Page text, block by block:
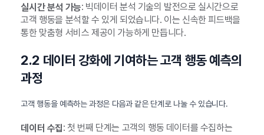
실시간 분석 가능: 빅데이터 분석 기술의 발전으로 실시간으로
고객 행동을 분석할 수 있게 되었습니다. 이는 신속한 피드백을
통한 맞춤형 서비스 제공이 가능하게 만듭니다.
2.2 데이터 강화에 기여하는 고객 행동 예측의
과정
고객 행동을 예측하는 과정은 다음과 같은 단계로 나눌 수 있습니다.
데이터 수집: 첫 번째 단계는 고객의 행동 데이터를 수집하는